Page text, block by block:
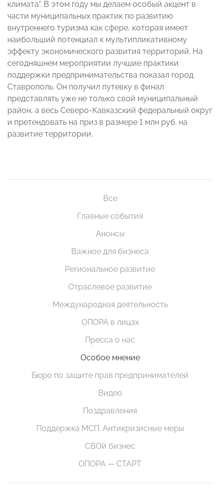
климата". В этом году мы делаем особый акцент в
части муниципальных практик по развитию
внутреннего туризма как сфере, которая имеет
наибольший потенциал к мультипликативному
эффекту экономического развития территорий. На
сегодняшнем мероприятии лучшие практики
поддержки предпринимательства показал город
Ставрополь. Он получил путевку в финал
представлять уже не только свой муниципальный
район, а весь Северо-Кавказский федеральный округ
и претендовать на приз в размере 1 млн руб. на
развитие территории.
Все
Главные события
Анонсы
Важное для бизнеса
Региональное развитие
Отраслевое развитие
Международная деятельность
ОПОРА в лицах
Пресса о нас
Особое мнение
Бюро по защите прав предпринимателей
Видео
Поздравления
Поддержка МСП. Антикризисные меры
СВОй бизнес
ОПОРА — СТАРТ